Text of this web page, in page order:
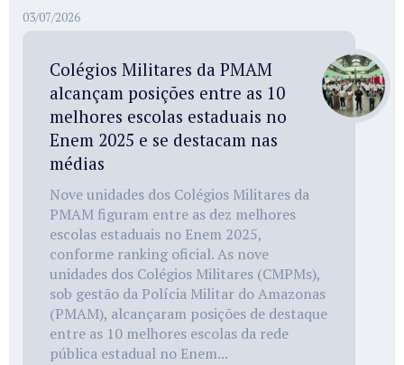
03/07/2026
Colégios Militares da PMAM
alcançam posições entre as 10
melhores escolas estaduais no
Enem 2025 e se destacam nas
médias
Nove unidades dos Colégios Militares da
PMAM figuram entre as dez melhores
escolas estaduais no Enem 2025,
conforme ranking oficial. As nove
unidades dos Colégios Militares (CMPMs),
sob gestão da Polícia Militar do Amazonas
(PMAM), alcançaram posições de destaque
entre as 10 melhores escolas da rede
pública estadual no Enem...